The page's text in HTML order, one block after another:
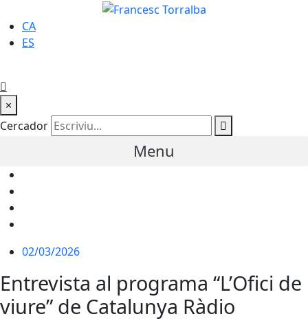
CA
ES
×
Cercador
Menu
02/03/2026
Entrevista al programa “L’Ofici de
viure” de Catalunya Ràdio